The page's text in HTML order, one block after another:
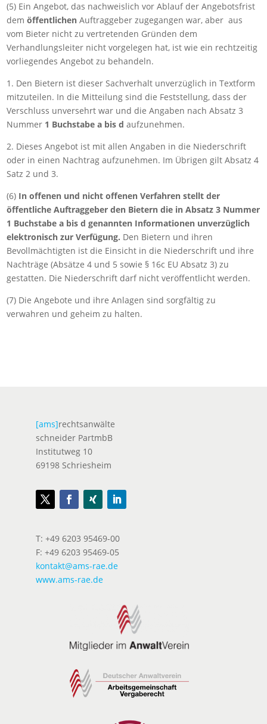
(5) Ein Angebot, das nachweislich vor Ablauf der Angebotsfrist
demöffentlichen Auftraggeber zugegangen war, aber aus
vom Bieter nicht zu vertretenden Gründen dem
Verhandlungsleiter nicht vorgelegen hat, ist wie ein rechtzeitig
vorliegendes Angebot zu behandeln.
1. Den Bietern ist dieser Sachverhalt unverzüglich in Textform
mitzuteilen. In die Mitteilung sind die Feststellung, dass der
Verschluss unversehrt war und die Angaben nach Absatz 3
Nummer 1 Buchstabe a bis d aufzunehmen.
2. Dieses Angebot ist mit allen Angaben in die Niederschrift
oder in einen Nachtrag aufzunehmen. Im Übrigen gilt Absatz 4
Satz 2 und 3.
(6) In offenen und nicht offenen Verfahren stellt der
öffentliche Auftraggeber den Bietern die in Absatz 3 Nummer
1 Buchstabe a bis d genannten Informationen unverzüglich
elektronisch zur Verfügung. Den Bietern und ihren
Bevollmächtigten ist die Einsicht in die Niederschrift und ihre
Nachträge (Absätze 4 und 5 sowie § 16c EU Absatz 3) zu
gestatten. Die Niederschrift darf nicht veröffentlicht werden.
(7) Die Angebote und ihre Anlagen sind sorgfältig zu
verwahren und geheim zu halten.
[ams]rechtsanwälte
schneider PartmbB
Institutweg 10
69198 Schriesheim
T: +49 6203 95469-00
F: +49 6203 95469-05
kontakt@ams-rae.de
www.ams-rae.de